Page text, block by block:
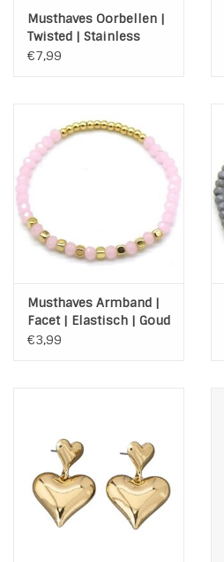
Musthaves Oorbellen |
Twisted | Stainless
Steel | Zilver
€7,99
Musthaves Armband |
Facet | Elastisch | Goud
| Roze
€3,99